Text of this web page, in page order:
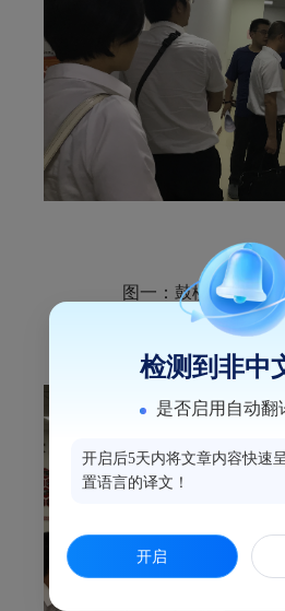
图一：鼓楼大队介绍
检测到非中
是否启用自动翻
开启后5天内将文章内容快速
置语言的译文！
开启